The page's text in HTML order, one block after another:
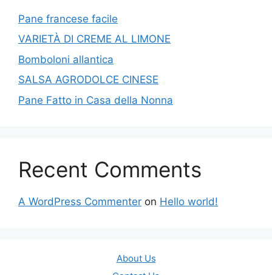
Pane francese facile
VARIETÀ DI CREME AL LIMONE
Bomboloni allantica
SALSA AGRODOLCE CINESE
Pane Fatto in Casa della Nonna
Recent Comments
A WordPress Commenter on Hello world!
About Us